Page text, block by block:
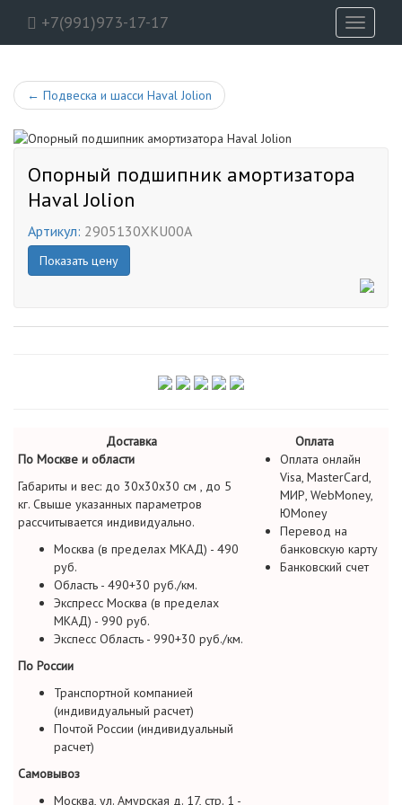
+7(991)973-17-17
Toggle
← Подвеска и шасси Haval Jolion
Опорный подшипник амортизатора
Haval Jolion
Артикул: 2905130XKU00A
Показать цену
Доставка
Оплата
По Москве и области
Габариты и вес: до 30х30х30 см , до 5
кг. Свыше указанных параметров
рассчитывается индивидуально.
Москва (в пределах МКАД) - 490
руб.
Область - 490+30 руб./км.
Экспресс Москва (в пределах
МКАД) - 990 руб.
Экспесс Область - 990+30 руб./км.
По России
Транспортной компанией
(индивидуальный расчет)
Почтой России (индивидуальный
расчет)
Самовывоз
Москва, ул. Амурская д. 17, стр. 1 -
Оплата онлайн
Visa, MasterCard,
МИР, WebMoney,
ЮMoney
Перевод на
банковскую карту
Банковский счет